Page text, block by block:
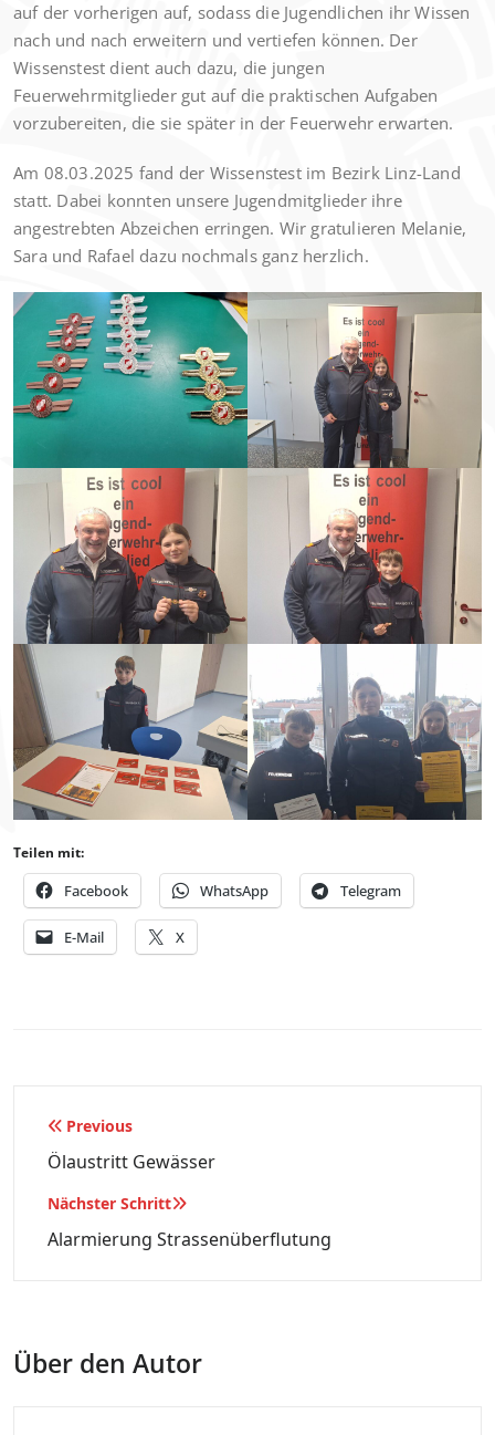
auf der vorherigen auf, sodass die Jugendlichen ihr Wissen
nach und nach erweitern und vertiefen können. Der
Wissenstest dient auch dazu, die jungen
Feuerwehrmitglieder gut auf die praktischen Aufgaben
vorzubereiten, die sie später in der Feuerwehr erwarten.
Am 08.03.2025 fand der Wissenstest im Bezirk Linz-Land
statt. Dabei konnten unsere Jugendmitglieder ihre
angestrebten Abzeichen erringen. Wir gratulieren Melanie,
Sara und Rafael dazu nochmals ganz herzlich.
Teilen mit:
Facebook WhatsApp Telegram
E-Mail X
Beitragsnavigation
Previous
Ölaustritt Gewässer
Nächster Schritt
Alarmierung Strassenüberflutung
Über den Autor